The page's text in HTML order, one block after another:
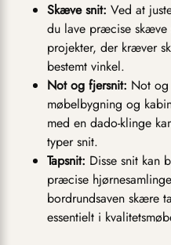
Skæve snit: Ved at
du lave præcise
projekter, der kræver
bestemt vinkel.
Not og fjersnit: Not
møbelbygning og
med en dado-klinge
typer snit.
Tapsnit: Disse snit kan
præcise
bordrundsaven skære
essentielt i